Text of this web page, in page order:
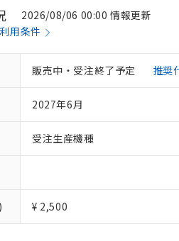
2026/08/06 00:00 情報更新
用条件
販売中・受注終了予定 推奨
2027年6月
受注生産機種
¥ 2,500